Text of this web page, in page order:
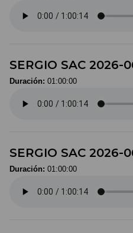
SERGIO SAC 2026-
Duración: 01:00:00
SERGIO SAC 2026-
Duración: 01:00:00